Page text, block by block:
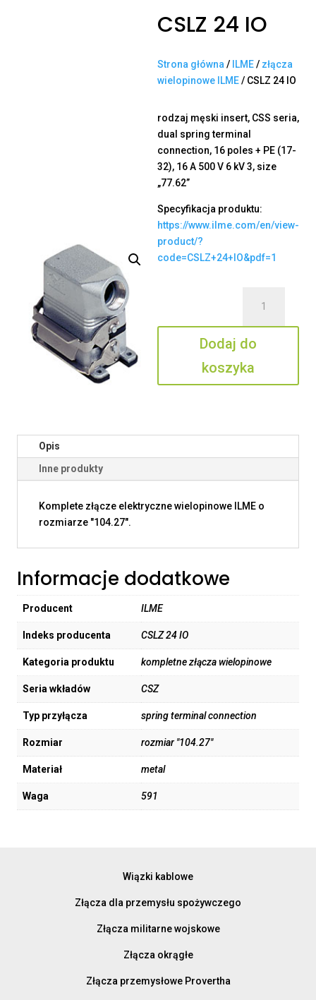
CSLZ 24 IO
Strona główna / ILME/ złącza
wielopinowe ILME/ CSLZ 24 IO
rodzaj męski insert, CSS seria,
dual spring terminal
connection, 16 poles + PE (17-
32), 16 A 500 V 6 kV 3, size
„77.62”
Specyfikacja produktu:
https://www.ilme.com/en/view-
product/?
code=CSLZ+24+IO&pdf=1
CSLZ
24
IO
Dodaj do
koszyka
Opis
Inne produkty
Komplete złącze elektryczne wielopinowe ILME o
rozmiarze "104.27".
Informacje dodatkowe
Producent ILME
Indeks producenta CSLZ 24 IO
Kategoria produktu kompletne złącza wielopinowe
Seria wkładów CSZ
Typ przyłącza spring terminal connection
Rozmiar rozmiar "104.27"
Materiał metal
Waga 591
Wiązki kablowe
Złącza dla przemysłu spożywczego
Złącza militarne wojskowe
Złącza okrągłe
Złącza przemysłowe Provertha